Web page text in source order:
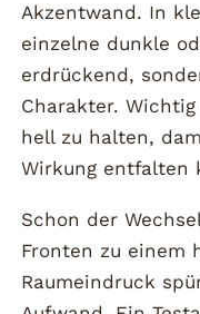
Akzentwand. In
einzelne dunkle
erdrückend,
Charakter.
hell zu halten,
Wirkung entfalten
Schon der
Fronten zu einem
Raumeindruck